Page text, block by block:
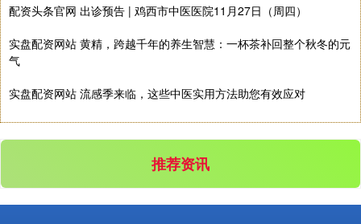
沪深300 4694.44 +43.13 +0.93%
北证50
配资头条官网 出诊预告 | 鸡西市中医医院11月27日（周四）
实盘配资网站 黄精，跨越千年的养生智慧：一杯茶补回整个秋冬的元
气
实盘配资网站 流感季来临，这些中医实用方法助您有效应对
推荐资讯